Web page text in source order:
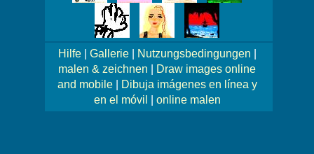
Hilfe| Gallerie| Nutzungsbedingungen
malen & zeichnen
Draw images online
and mobile|
Dibuja imágenes en línea y
en el móvil
online malen